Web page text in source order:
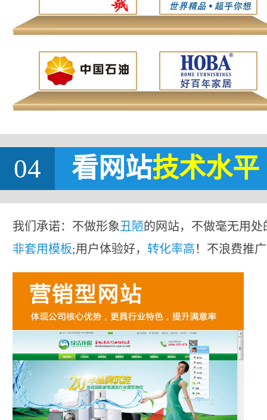
04 看网站技术水平
我们承诺：不做形象丑陋的网站，不做毫无用处
非套用模板;用户体验好， 转化率高！不浪费推